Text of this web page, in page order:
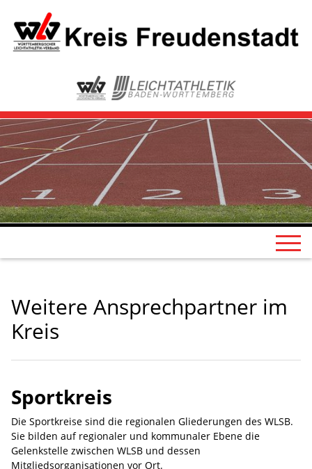
Weitere Ansprechpartner im
Kreis
Sportkreis
Die Sportkreise sind die regionalen Gliederungen des WLSB.
Sie bilden auf regionaler und kommunaler Ebene die
Gelenkstelle zwischen WLSB und dessen
Mitgliedsorganisationen vor Ort.